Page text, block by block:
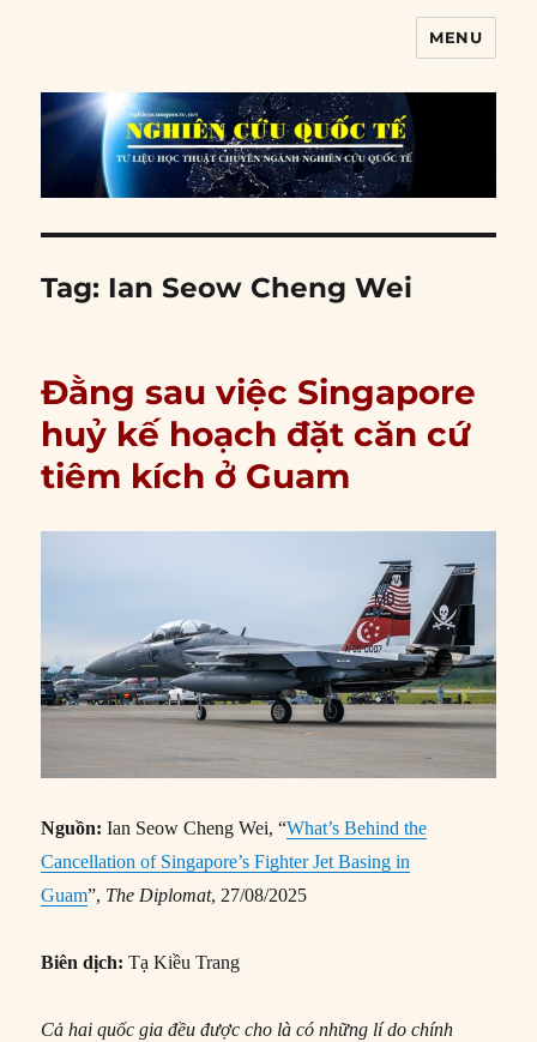
MENU
Tag: Ian Seow Cheng Wei
Đằng sau việc Singapore
huỷ kế hoạch đặt căn cứ
tiêm kích ở Guam
Nguồn: Ian Seow Cheng Wei, “What’s Behind the
Cancellation of Singapore’s Fighter Jet Basing in
Guam”, The Diplomat, 27/08/2025
Biên dịch:Tạ Kiều Trang
Cả hai quốc gia đều được cho là có những lí do chính